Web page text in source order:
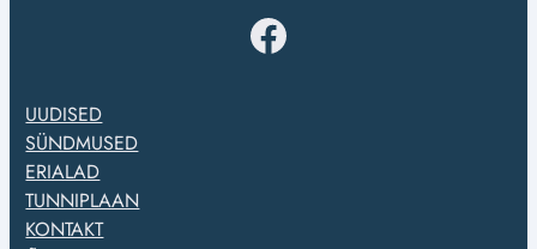
Facebook
UUDISED
SÜNDMUSED
ERIALAD
TUNNIPLAAN
KONTAKT